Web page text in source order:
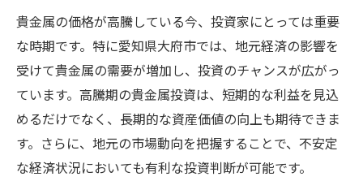
貴金属の価格が高騰している今、投資家にとっては重要
な時期です。特に愛知県大府市では、地元経済の影響を
受けて貴金属の需要が増加し、投資のチャンスが広がっ
ています。高騰期の貴金属投資は、短期的な利益を見込
めるだけでなく、長期的な資産価値の向上も期待できま
す。さらに、地元の市場動向を把握することで、不安定
な経済状況においても有利な投資判断が可能です。